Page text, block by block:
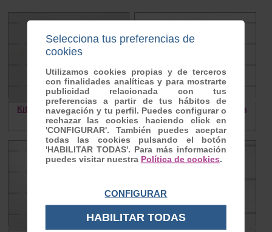
Kit Chicles SI 115-138 Vespa
18.90 €
10cm Cable bobina de alta
0.20 €
Selecciona tus preferencias de
cookies
Utilizamos cookies propias y de terceros
con finalidades analíticas y para mostrarte
publicidad relacionada con tus
preferencias a partir de tus hábitos de
navegación y tu perfil. Puedes configurar o
rechazar las cookies haciendo click en
'CONFIGURAR'. También puedes aceptar
todas las cookies pulsando el botón
'HABILITAR TODAS'. Para más información
puedes visitar nuestra Política de cookies.
CONFIGURAR
HABILITAR TODAS